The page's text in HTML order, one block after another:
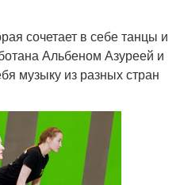
сочетает в себе танцы и
Альбеном Азуреей и
музыку из разных стран